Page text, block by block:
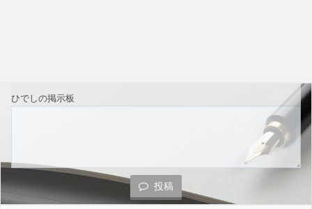
ひでしの掲示板
投稿